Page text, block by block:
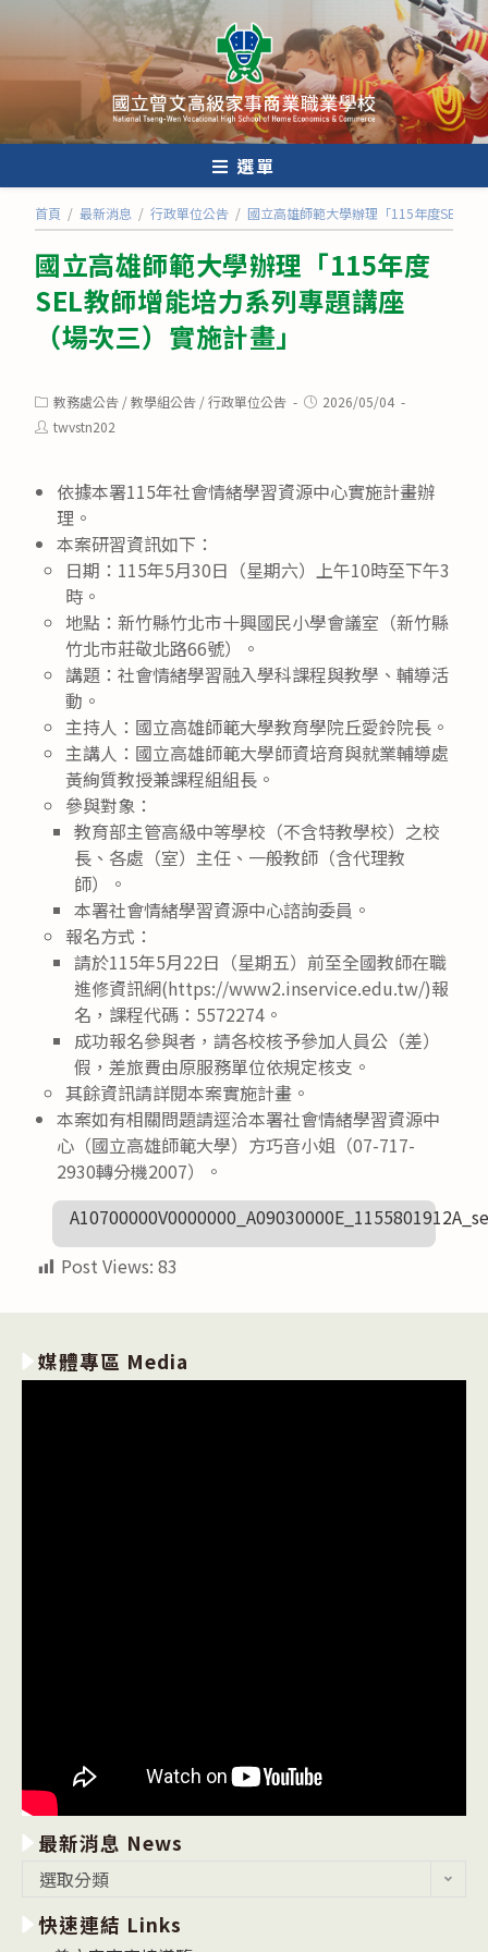
內
選單
首頁 / 最新消息 / 行政單位公告 / 國立高雄師範大學辦理「115年度SEL教
國立高雄師範大學辦理「115年度
SEL教師增能培力系列專題講座
（場次三）實施計畫」
Post
category:
教務處公告 /教學組公告 /行政單位公告
Post2026/05/04
Posttwvstn202
依據本署115年社會情緒學習資源中心實施計畫辦
理。
本案研習資訊如下：
日期：115年5月30日（星期六）上午10時至下午3
時。
地點：新竹縣竹北市十興國民小學會議室（新竹縣
竹北市莊敬北路66號）。
講題：社會情緒學習融入學科課程與教學、輔導活
動。
主持人：國立高雄師範大學教育學院丘愛鈴院長。
主講人：國立高雄師範大學師資培育與就業輔導處
黃絢質教授兼課程組組長。
參與對象：
教育部主管高級中等學校（不含特教學校）之校
長、各處（室）主任、一般教師（含代理教
師）。
本署社會情緒學習資源中心諮詢委員。
報名方式：
請於115年5月22日（星期五）前至全國教師在職
進修資訊網(https://www2.inservice.edu.tw/)報
名，課程代碼：5572274。
成功報名參與者，請各校核予參加人員公（差）
假，差旅費由原服務單位依規定核支。
其餘資訊請詳閱本案實施計畫。
本案如有相關問題請逕洽本署社會情緒學習資源中
心（國立高雄師範大學）方巧音小姐（07-717-
2930轉分機2007）。
Post Views: 83
媒體專區 Media
最新消息 News
消
選取分類
快速連結 Links